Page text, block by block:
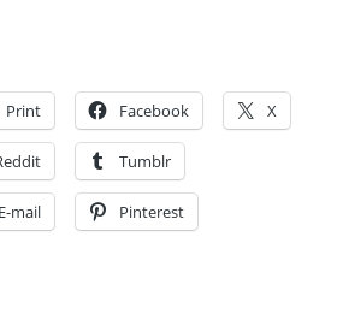
Print Facebook X
Tumblr
E-mail Pinterest